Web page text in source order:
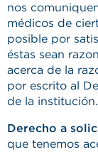
nos
médicos de
posible por
éstas sean
acerca de la
por escrito al
de la institución.
Derecho a
que tenemos